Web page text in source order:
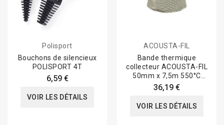
Polisport
Bouchons de silencieux
POLISPORT 4T
6,59 €
VOIR LES DÉTAILS
ACOUSTA-FIL
Bande thermique
collecteur ACOUSTA-FIL
50mm x 7,5m 550°C
blanc
36,19 €
VOIR LES DÉTAILS